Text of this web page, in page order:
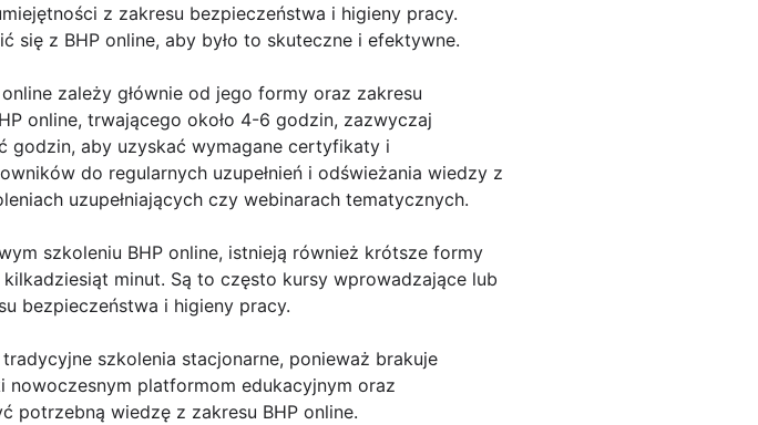
z zakresu bezpieczeństwa i higieny pracy.
się z BHP online, aby było to skuteczne i efektywne.
zależy głównie od jego formy oraz zakresu
online, trwającego około 4-6 godzin, zazwyczaj
godzin, aby uzyskać wymagane certyfikaty i
do regularnych uzupełnień i odświeżania wiedzy z
uzupełniających czy webinarach tematycznych.
szkoleniu BHP online, istnieją również krótsze formy
minut. Są to często kursy wprowadzające lub
bezpieczeństwa i higieny pracy.
szkolenia stacjonarne, ponieważ brakuje
platformom edukacyjnym oraz
potrzebną wiedzę z zakresu BHP online.